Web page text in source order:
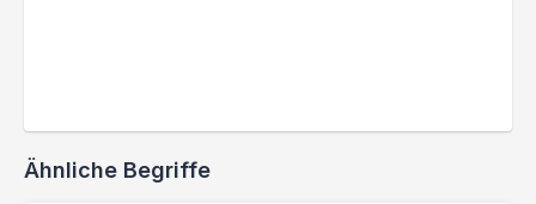
Ähnliche Begriffe